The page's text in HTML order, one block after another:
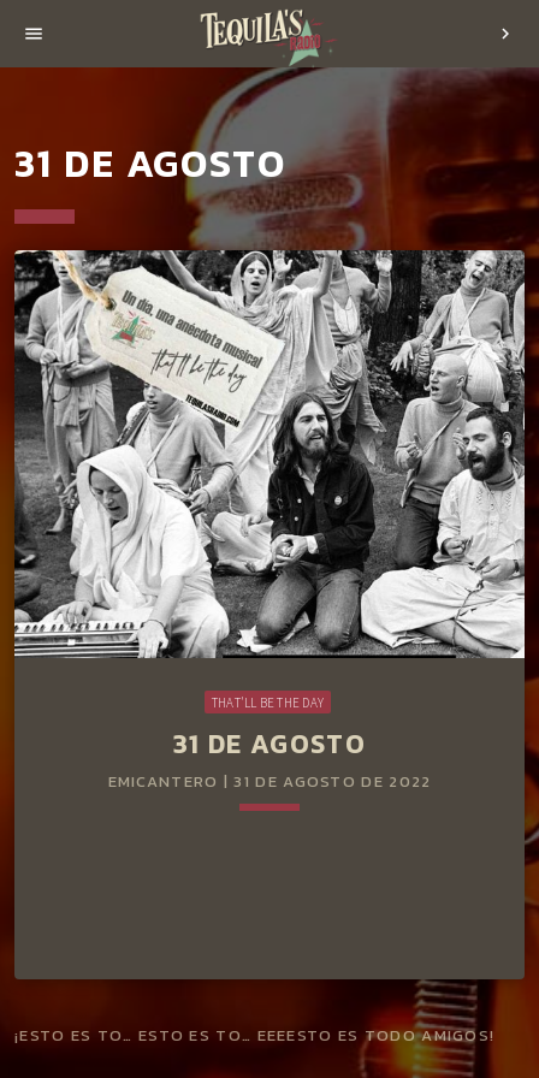
menu chevron_right
31 DE AGOSTO
THAT'LL BE THE DAY
31 DE AGOSTO
EMICANTERO | 31 DE AGOSTO DE 2022
¡ESTO ES TO… ESTO ES TO… EEEESTO ES TODO AMIGOS!